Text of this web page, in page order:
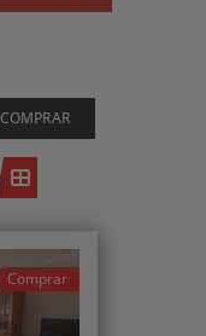
COMPRAR
Comprar